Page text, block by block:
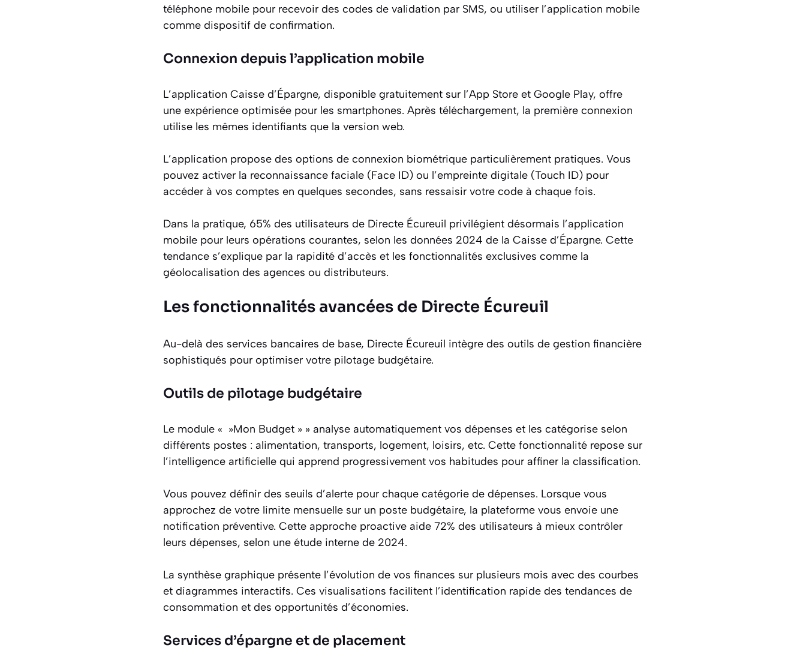
téléphone mobile pour recevoir des codes de validation par SMS, ou utiliser l’application mobile
comme dispositif de confirmation.
Connexion depuis l’application mobile
L’application Caisse d’Épargne, disponible gratuitement sur l’App Store et Google Play, offre
une expérience optimisée pour les smartphones. Après téléchargement, la première connexion
utilise les mêmes identifiants que la version web.
L’application propose des options de connexion biométrique particulièrement pratiques. Vous
pouvez activer la reconnaissance faciale (Face ID) ou l’empreinte digitale (Touch ID) pour
accéder à vos comptes en quelques secondes, sans ressaisir votre code à chaque fois.
Dans la pratique, 65% des utilisateurs de Directe Écureuil privilégient désormais l’application
mobile pour leurs opérations courantes, selon les données 2024 de la Caisse d’Épargne. Cette
tendance s’explique par la rapidité d’accès et les fonctionnalités exclusives comme la
géolocalisation des agences ou distributeurs.
Les fonctionnalités avancées de Directe Écureuil
Au-delà des services bancaires de base, Directe Écureuil intègre des outils de gestion financière
sophistiqués pour optimiser votre pilotage budgétaire.
Outils de pilotage budgétaire
Le module « »Mon Budget » » analyse automatiquement vos dépenses et les catégorise selon
différents postes : alimentation, transports, logement, loisirs, etc. Cette fonctionnalité repose sur
l’intelligence artificielle qui apprend progressivement vos habitudes pour affiner la classification.
Vous pouvez définir des seuils d’alerte pour chaque catégorie de dépenses. Lorsque vous
approchez de votre limite mensuelle sur un poste budgétaire, la plateforme vous envoie une
notification préventive. Cette approche proactive aide 72% des utilisateurs à mieux contrôler
leurs dépenses, selon une étude interne de 2024.
La synthèse graphique présente l’évolution de vos finances sur plusieurs mois avec des courbes
et diagrammes interactifs. Ces visualisations facilitent l’identification rapide des tendances de
consommation et des opportunités d’économies.
Services d’épargne et de placement